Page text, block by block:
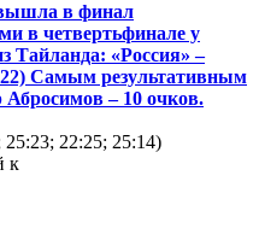
в финал
в четвертьфинале у
Тайланда: «Россия» –
Самым результативным
– 10 очков.
22:25; 25:14)
к